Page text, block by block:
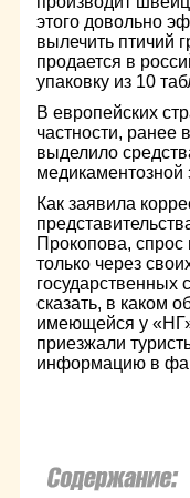
этого довольно
вылечить птичий
продается в
упаковку из 10
В европейских
частности, ранее
выделило
медикаментозной
Как заявила
Прокопова,
только через
государственных
сказать, в каком
имеющейся у
приезжали
информацию в